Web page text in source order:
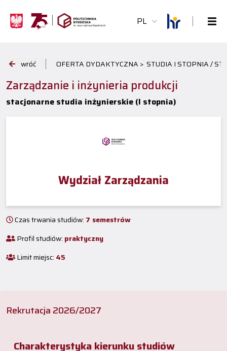
PL
wróć OFERTA DYDAKTYCZNA > STUDIA I STOPNIA /
Zarządzanie i inżynieria produkcji
stacjonarne studia inżynierskie (I stopnia)
Wydział Zarządzania
Czas trwania studiów: 7 semestrów
Profil studiów: praktyczny
Limit miejsc: 45
Rekrutacja 2026/2027
Charakterystyka kierunku studiów